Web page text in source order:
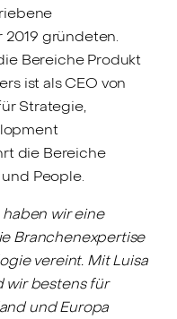
gründeten.
Bereiche Produkt
ist als CEO von
Strategie,
die Bereiche
People.
haben wir eine
Branchenexpertise
vereint. Mit Luisa
wir bestens für
und Europa